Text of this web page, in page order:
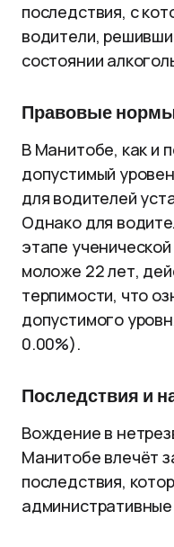
последствия, с
водители,
состоянии
Правовые
В Манитобе, как и
допустимый
для водителей
Однако для
этапе
моложе 22 лет,
терпимости, что
допустимого
0.00%).
Последствия и
Вождение в
Манитобе влечёт
последствия,